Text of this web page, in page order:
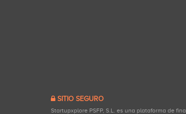
SITIO SEGURO
Startupxplore PSFP, S.L. es una plataforma de